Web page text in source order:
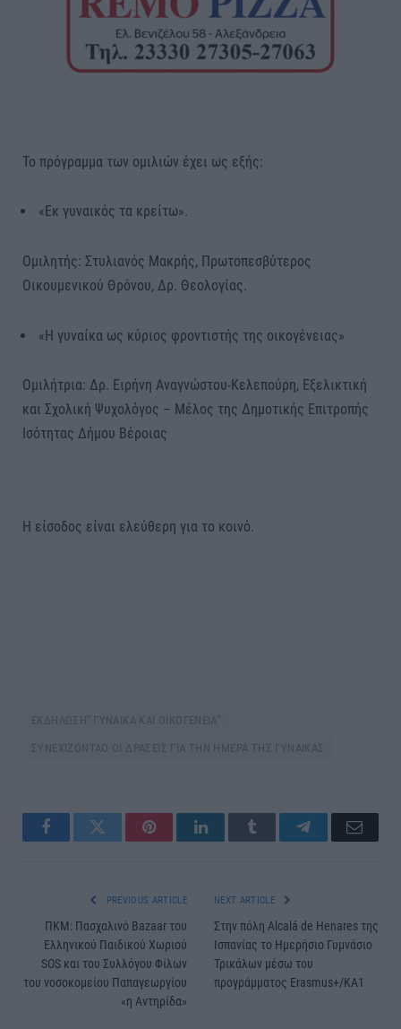
Το πρόγραμμα των ομιλιών έχει ως εξής:
«Εκ γυναικός τα κρείτω».
Ομιλητής: Στυλιανός Μακρής, Πρωτοπεσβύτερος
Οικουμενικού Θρόνου, Δρ. Θεολογίας.
«Η γυναίκα ως κύριος φροντιστής της οικογένειας»
Ομιλήτρια: Δρ. Ειρήνη Αναγνώστου-Κελεπούρη, Εξελικτική
και Σχολική Ψυχολόγος – Μέλος της Δημοτικής Επιτροπής
Ισότητας Δήμου Βέροιας
Η είσοδος είναι ελεύθερη για το κοινό.
ΕΚΔΗΛΩΣΗ'' ΓΥΝΑΙΚΑ ΚΑΙ ΟΙΚΟΓΕΝΕΙΑ''
ΣΥΝΕΧΙΖΟΝΤΑΟ ΟΙ ΔΡΑΣΕΙΣ ΓΙΑ ΤΗΝ ΗΜΕΡΑ ΤΗΣ ΓΥΝΑΙΚΑΣ
FacebookTwitter PinterestLinkedInTumblr TelegramEmail
PREVIOUS ARTICLE
ΠΚΜ: Πασχαλινό Βazaar του
Ελληνικού Παιδικού Χωριού
SOS και του Συλλόγου Φίλων
του νοσοκομείου Παπαγεωργίου
«η Αντηρίδα»
NEXT ARTICLE
Στην πόλη Alcalá de Henares της
Ισπανίας το Hμερήσιο Γυμνάσιο
Τρικάλων μέσω του
προγράμματος Erasmus+/ΚΑ1